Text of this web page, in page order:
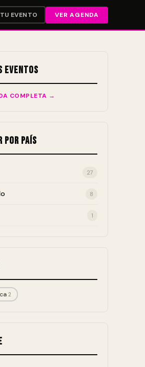
EVENTO VER AGENDA
Eventos
COMPLETA →
País
27
8
1
2